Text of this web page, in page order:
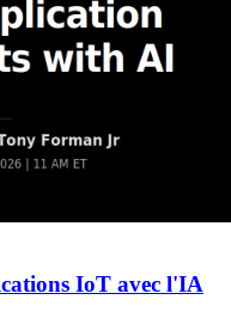
IoT avec l'IA